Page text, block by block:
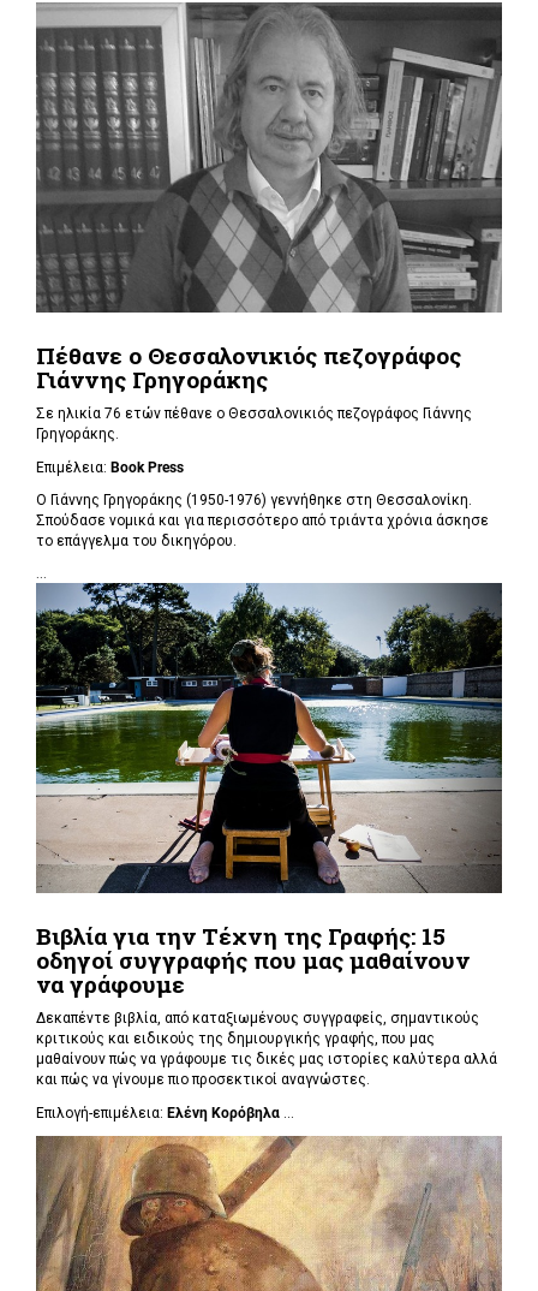
Πέθανε ο Θεσσαλονικιός πεζογράφος
Γιάννης Γρηγοράκης
Σε ηλικία 76 ετών πέθανε ο Θεσσαλονικιός πεζογράφος Γιάννης
Γρηγοράκης.
Επιμέλεια: Book Press
Ο Γιάννης Γρηγοράκης (1950-1976) γεννήθηκε στη Θεσσαλονίκη.
Σπούδασε νομικά και για περισσότερο από τριάντα χρόνια άσκησε
το επάγγελμα του δικηγόρου.
...
Βιβλία για την Τέχνη της Γραφής: 15
οδηγοί συγγραφής που μας μαθαίνουν
να γράφουμε
Δεκαπέντε βιβλία, από καταξιωμένους συγγραφείς, σημαντικούς
κριτικούς και ειδικούς της δημιουργικής γραφής, που μας
μαθαίνουν πώς να γράφουμε τις δικές μας ιστορίες καλύτερα αλλά
και πώς να γίνουμε πιο προσεκτικοί αναγνώστες.
Επιλογή-επιμέλεια: Ελένη Κορόβηλα